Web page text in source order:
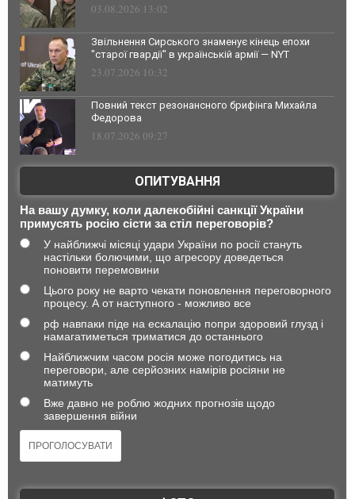
03.08.2026 13:02
Звільнення Сирського знаменує кінець епохи
"старої гвардії" в українській армії — NYT
23.07.2026 10:32
Повний текст резонансного брифінга Михайла
Федорова
18.07.2026 09:27
ОПИТУВАННЯ
На вашу думку, коли далекобійні санкції України
примусять росію сісти за стіл переговорів?
У найближчі місяці удари України по росії стануть
настільки болючими, що агресору доведеться
поновити перемовини
Цього року не варто чекати поновлення переговорного
процесу. А от наступного - можливо все
рф навпаки піде на ескалацію попри здоровий глузд і
намагатиметься триматися до останнього
Найближчим часом росія може погодитись на
переговори, але серйозних намірів росіяни не
матимуть
Вже давно не роблю жодних прогнозів щодо
завершення війни